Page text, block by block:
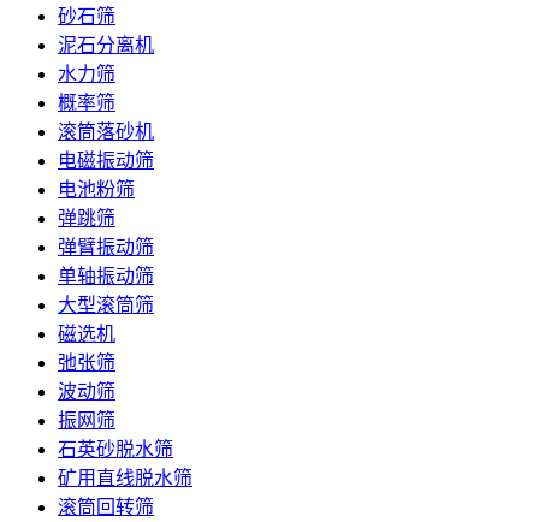
砂石筛
泥石分离机
水力筛
概率筛
滚筒落砂机
电磁振动筛
电池粉筛
弹跳筛
弹臂振动筛
单轴振动筛
大型滚筒筛
磁选机
弛张筛
波动筛
振网筛
石英砂脱水筛
矿用直线脱水筛
滚筒回转筛